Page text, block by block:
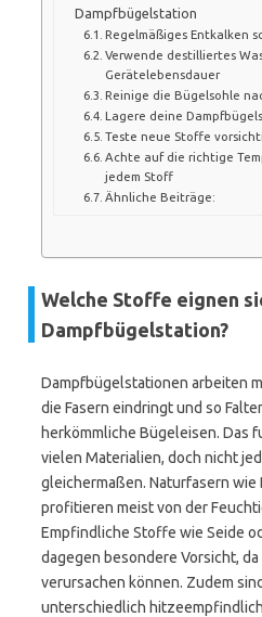
Dampfbügelstation
Regelmäßiges Entkalken
Verwende destilliertes
Gerätelebensdauer
Reinige die Bügelsohle
Lagere deine
Teste neue Stoffe
Achte auf die richtige
jedem Stoff
Ähnliche Beiträge:
Welche Stoffe eignen
Dampfbügelstation?
Dampfbügelstationen arbeiten
die Fasern eindringt und so
herkömmliche Bügeleisen. Das
vielen Materialien, doch nicht
gleichermaßen. Naturfasern wie
profitieren meist von der
Empfindliche Stoffe wie Seide
dagegen besondere Vorsicht,
verursachen können. Zudem
unterschiedlich